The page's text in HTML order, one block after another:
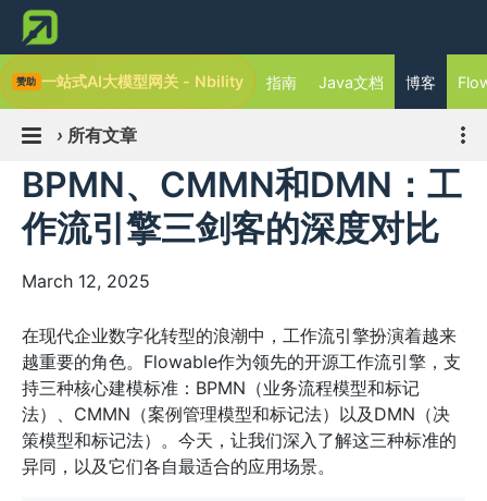
一站式AI大模型网关 - Nbility 指南 Java文档 博客
› 所有文章
BPMN、CMMN和DMN：工
作流引擎三剑客的深度对比
March 12, 2025
在现代企业数字化转型的浪潮中，工作流引擎扮演着越来
越重要的角色。Flowable作为领先的开源工作流引擎，支
持三种核心建模标准：BPMN（业务流程模型和标记
法）、CMMN（案例管理模型和标记法）以及DMN（决
策模型和标记法）。今天，让我们深入了解这三种标准的
异同，以及它们各自最适合的应用场景。